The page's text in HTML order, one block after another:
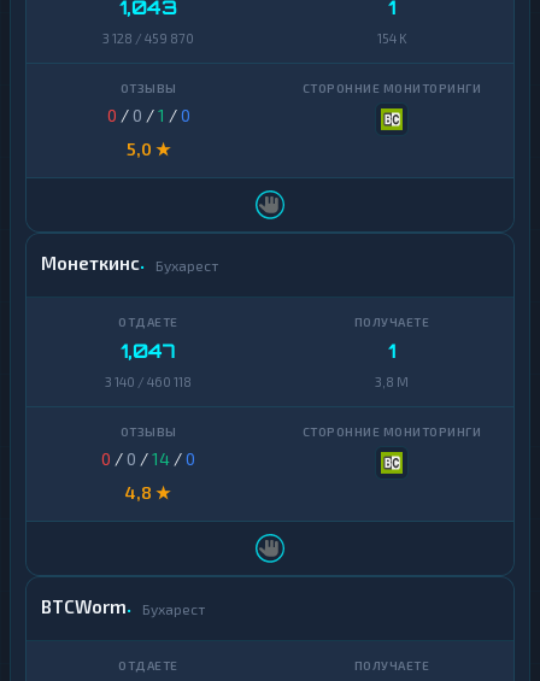
1,043
3 128 / 459 870
1
154 K
0 / 0 /1 /0
5,0 ★
Монеткинс Бухарест
1,047
3 140 / 460 118
1
3,8 M
0 / 0 /14 /0
4,8 ★
BTCWorm Бухарест